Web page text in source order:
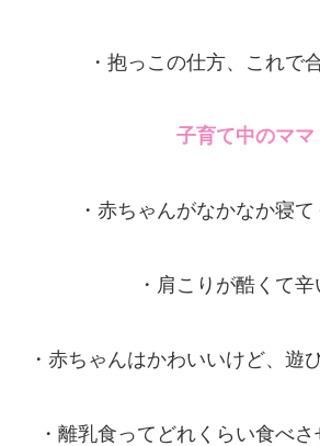
・抱っこの仕方、これで
子育て中のママ
・赤ちゃんがなかなか寝て
・肩こりが酷くて辛
・赤ちゃんはかわいいけど、遊
・離乳食ってどれくらい食べ